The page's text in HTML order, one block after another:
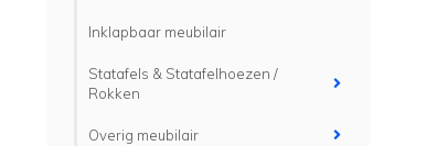
Inklapbaar meubilair
Statafels & Statafelhoezen /
Rokken
Overig meubilair